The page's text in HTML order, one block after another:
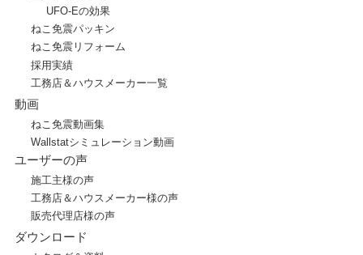
UFO-Eの効果
ねこ免震パッキン
ねこ免震リフォーム
採用実績
工務店＆ハウスメーカー一覧
動画
ねこ免震動画集
Wallstatシミュレーション動画
ユーザーの声
施工主様の声
工務店＆ハウスメーカー様の声
販売代理店様の声
ダウンロード